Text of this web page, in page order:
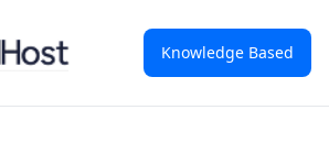
Knowledge Based